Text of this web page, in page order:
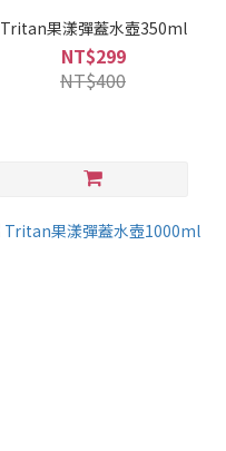
Tritan果漾彈蓋水壺350ml
NT$299
NT$400